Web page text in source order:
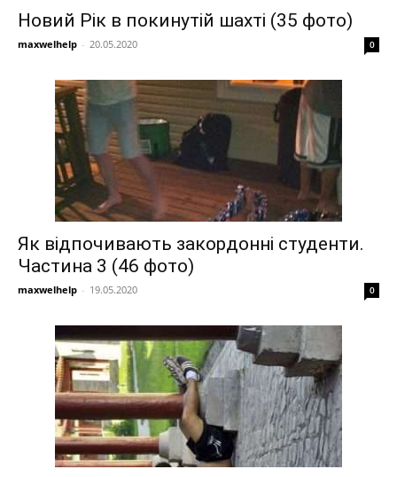
Новий Рік в покинутій шахті (35 фото)
maxwelhelp - 20.05.2020 0
Як відпочивають закордонні студенти.
Частина 3 (46 фото)
maxwelhelp - 19.05.2020 0